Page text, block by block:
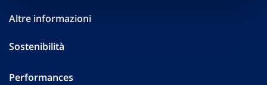
Altre informazioni
Sostenibilità
Performances